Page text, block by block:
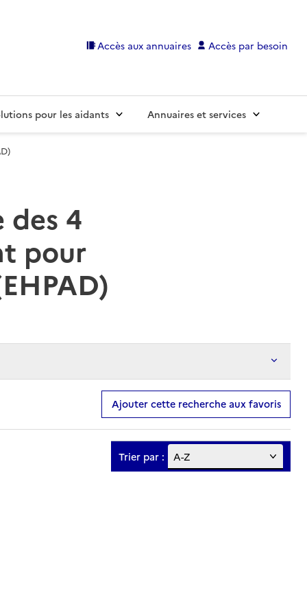
Accès aux annuaires Accès par besoin
pour les aidants Annuaires et services
des 4
pour
Ajouter cette recherche aux favoris
Trier par :